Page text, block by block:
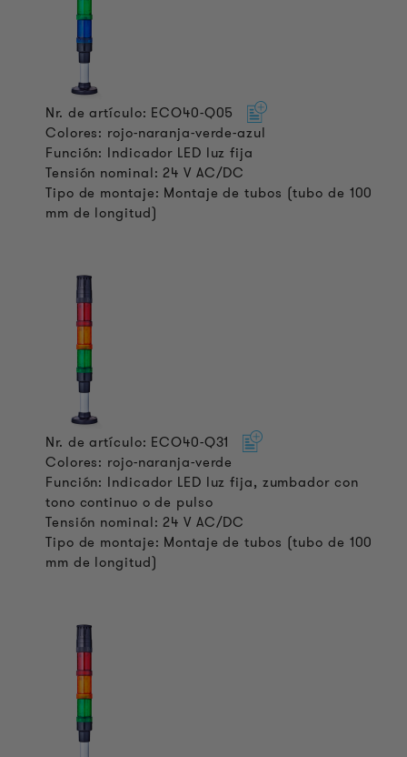
Nr. de artículo: ECO40-Q05
Colores: rojo-naranja-verde-azul
Función: Indicador LED luz fija
Tensión nominal: 24 V AC/DC
Tipo de montaje: Montaje de tubos (tubo de 100
mm de longitud)
Nr. de artículo: ECO40-Q31
Colores: rojo-naranja-verde
Función: Indicador LED luz fija, zumbador con
tono continuo o de pulso
Tensión nominal: 24 V AC/DC
Tipo de montaje: Montaje de tubos (tubo de 100
mm de longitud)